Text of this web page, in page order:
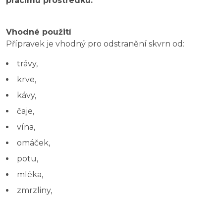
Vhodné použití
Přípravek je vhodný pro odstranění skvrn od:
trávy,
krve,
kávy,
čaje,
vína,
omáček,
potu,
mléka,
zmrzliny,